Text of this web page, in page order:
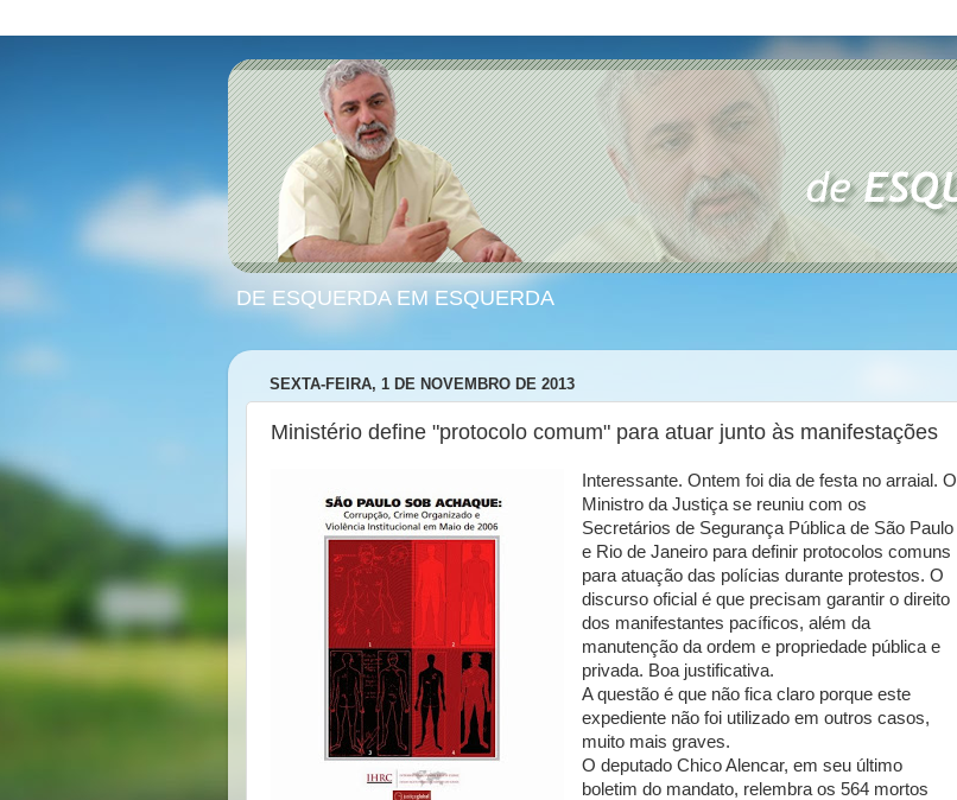
DE ESQUERDA EM ESQUERDA
SEXTA-FEIRA, 1 DE NOVEMBRO DE 2013
Ministério define "protocolo comum" para atuar junto às manifestações
Interessante. Ontem foi dia de festa no arraial. O
Ministro da Justiça se reuniu com os
Secretários de Segurança Pública de São Paulo
e Rio de Janeiro para definir protocolos comuns
para atuação das polícias durante protestos. O
discurso oficial é que precisam garantir o direito
dos manifestantes pacíficos, além da
manutenção da ordem e propriedade pública e
privada. Boa justificativa.
A questão é que não fica claro porque este
expediente não foi utilizado em outros casos,
muito mais graves.
O deputado Chico Alencar, em seu último
boletim do mandato, relembra os 564 mortos